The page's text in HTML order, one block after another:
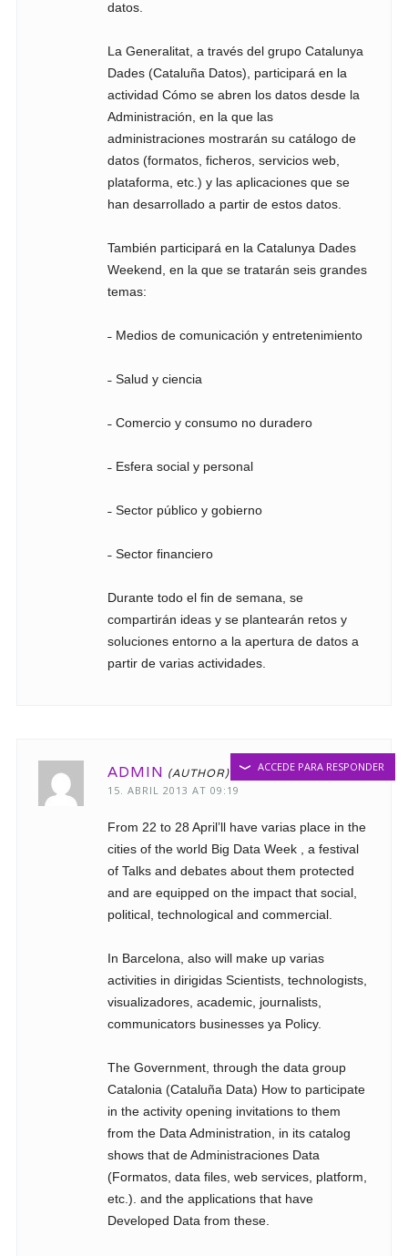
datos.
La Generalitat, a través del grupo Catalunya
Dades (Cataluña Datos), participará en la
actividad Cómo se abren los datos desde la
Administración, en la que las
administraciones mostrarán su catálogo de
datos (formatos, ficheros, servicios web,
plataforma, etc.) y las aplicaciones que se
han desarrollado a partir de estos datos.
También participará en la Catalunya Dades
Weekend, en la que se tratarán seis grandes
temas:
˗ Medios de comunicación y entretenimiento
˗ Salud y ciencia
˗ Comercio y consumo no duradero
˗ Esfera social y personal
˗ Sector público y gobierno
˗ Sector financiero
Durante todo el fin de semana, se
compartirán ideas y se plantearán retos y
soluciones entorno a la apertura de datos a
partir de varias actividades.
ADMIN
15. ABRIL 2013 AT 09:19
From 22 to 28 April’ll have varias place in the
cities of the world Big Data Week , a festival
of Talks and debates about them protected
and are equipped on the impact that social,
political, technological and commercial.
In Barcelona, ​​also will make up varias
activities in dirigidas Scientists, technologists,
visualizadores, academic, journalists,
communicators businesses ya Policy.
The Government, through the data group
Catalonia (Cataluña Data) How to participate
in the activity opening invitations to them
from the Data Administration, in its catalog
shows that de Administraciones Data
(Formatos, data files, web services, platform,
etc.). and the applications that have
Developed Data from these.
ACCEDE PARA RESPONDER